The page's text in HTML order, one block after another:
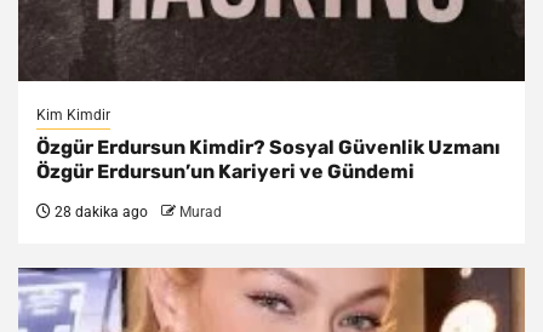
Kim Kimdir
Özgür Erdursun Kimdir? Sosyal Güvenlik Uzmanı
Özgür Erdursun’un Kariyeri ve Gündemi
28 dakika ago Murad